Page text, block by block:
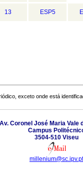
13 ESP5
exceto onde está
Av. Coronel José Maria Vale
Campus
3504-510 Viseu
millenium@sc.ipv.pt